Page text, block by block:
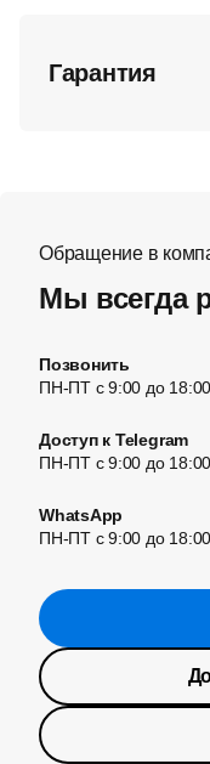
Гарантия
Обращение в
Мы всегда
Позвонить
ПН-ПТ с 9:00 до 18:00
Доступ к Telegram
ПН-ПТ с 9:00 до 18:00
WhatsApp
ПН-ПТ с 9:00 до 18:00